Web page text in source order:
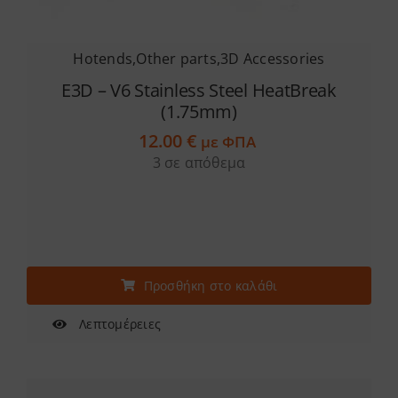
Hotends,Other parts,3D Accessories
E3D – V6 Stainless Steel HeatBreak
(1.75mm)
12.00€ με ΦΠΑ
3 σε απόθεμα
Προσθήκη στο καλάθι
Λεπτομέρειες